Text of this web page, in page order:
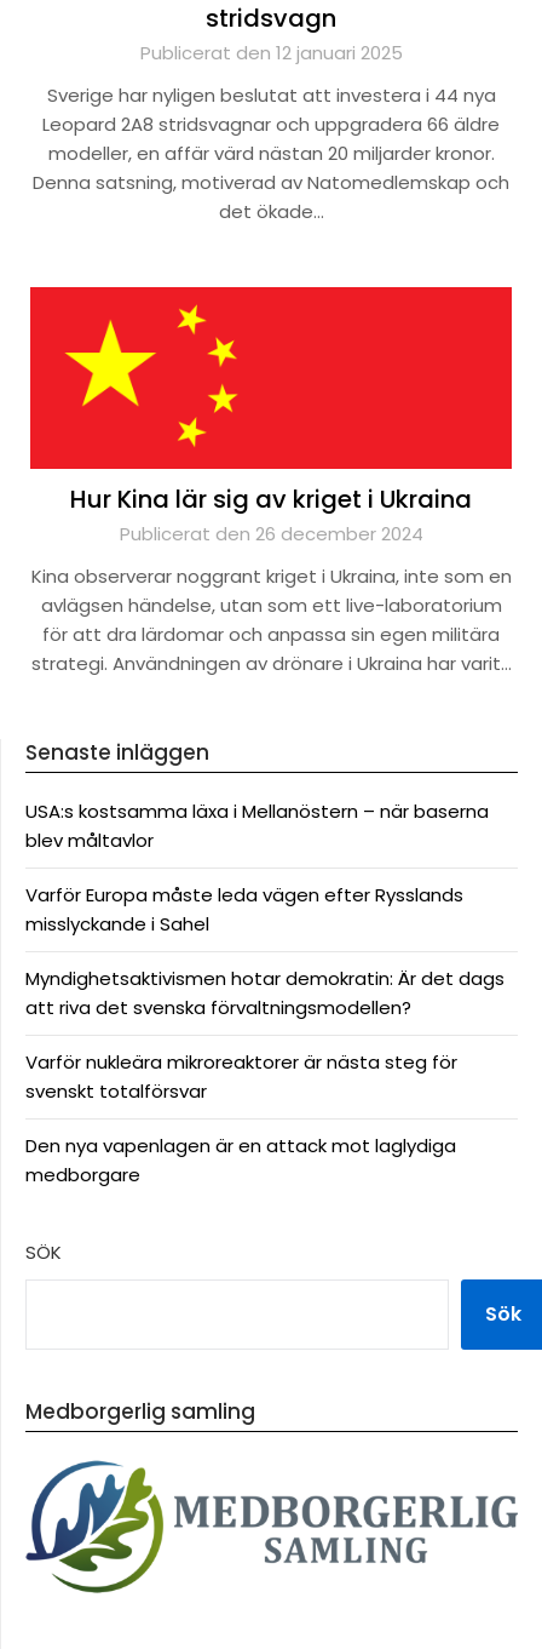
stridsvagn
Publicerat den 12 januari 2025
Sverige har nyligen beslutat att investera i 44 nya
Leopard 2A8 stridsvagnar och uppgradera 66 äldre
modeller, en affär värd nästan 20 miljarder kronor.
Denna satsning, motiverad av Natomedlemskap och
det ökade…
Hur Kina lär sig av kriget i Ukraina
Publicerat den 26 december 2024
Kina observerar noggrant kriget i Ukraina, inte som en
avlägsen händelse, utan som ett live-laboratorium
för att dra lärdomar och anpassa sin egen militära
strategi. Användningen av drönare i Ukraina har varit…
Senaste inläggen
USA:s kostsamma läxa i Mellanöstern – när baserna
blev måltavlor
Varför Europa måste leda vägen efter Rysslands
misslyckande i Sahel
Myndighetsaktivismen hotar demokratin: Är det dags
att riva det svenska förvaltningsmodellen?
Varför nukleära mikroreaktorer är nästa steg för
svenskt totalförsvar
Den nya vapenlagen är en attack mot laglydiga
medborgare
SÖK
Sök
Medborgerlig samling